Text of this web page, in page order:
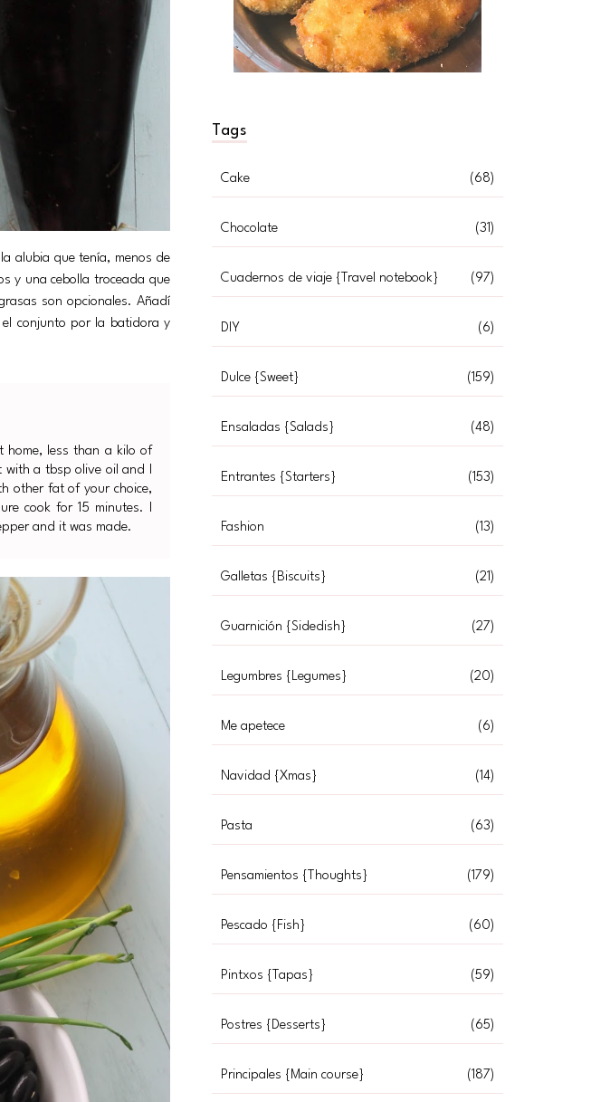
alubia que tenía, menos de
y una cebolla troceada que
son opcionales. Añadí
conjunto por la batidora y
home, less than a kilo of
a tbsp olive oil and I
other fat of your choice,
cook for 15 minutes. I
and it was made.
Tags
Cake (68)
Chocolate (31)
Cuadernos de viaje {Travel notebook} (97)
DIY (6)
Dulce {Sweet} (159)
Ensaladas {Salads} (48)
Entrantes {Starters} (153)
Fashion (13)
Galletas {Biscuits} (21)
Guarnición {Sidedish} (27)
Legumbres {Legumes} (20)
Me apetece (6)
Navidad {Xmas} (14)
Pasta (63)
Pensamientos {Thoughts} (179)
Pescado {Fish} (60)
Pintxos {Tapas} (59)
Postres {Desserts} (65)
Principales {Main course} (187)